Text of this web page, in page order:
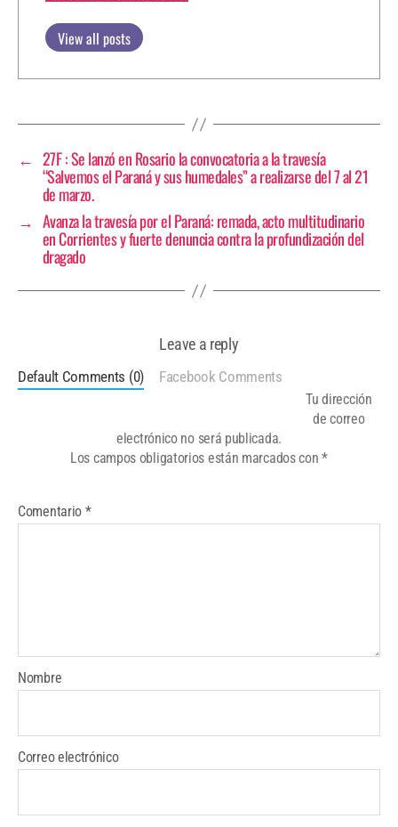
View all posts
← 27F : Se lanzó en Rosario la convocatoria a la travesía
“Salvemos el Paraná y sus humedales” a realizarse del 7 al 21
de marzo.
→ Avanza la travesía por el Paraná: remada, acto multitudinario
en Corrientes y fuerte denuncia contra la profundización del
dragado
Leave a reply
Default Comments (0) Facebook Comments
Tu dirección
de correo
electrónico no será publicada.
Los campos obligatorios están marcados con*
Comentario *
Nombre
Correo electrónico